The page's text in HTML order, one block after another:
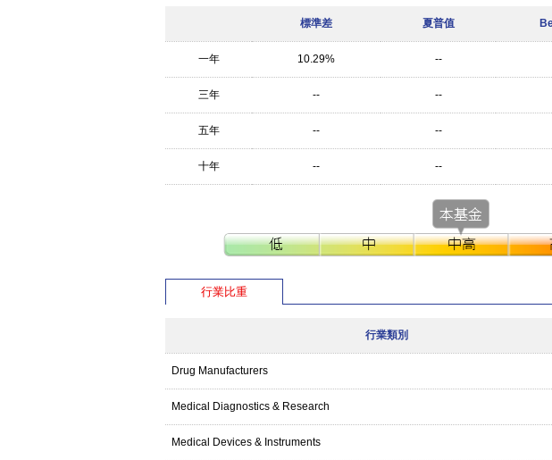
標準差 夏普值
一年 10.29% --
三年 -- --
五年 -- --
十年 -- --
行業比重
行業類別
Drug Manufacturers
Medical Diagnostics & Research
Medical Devices & Instruments